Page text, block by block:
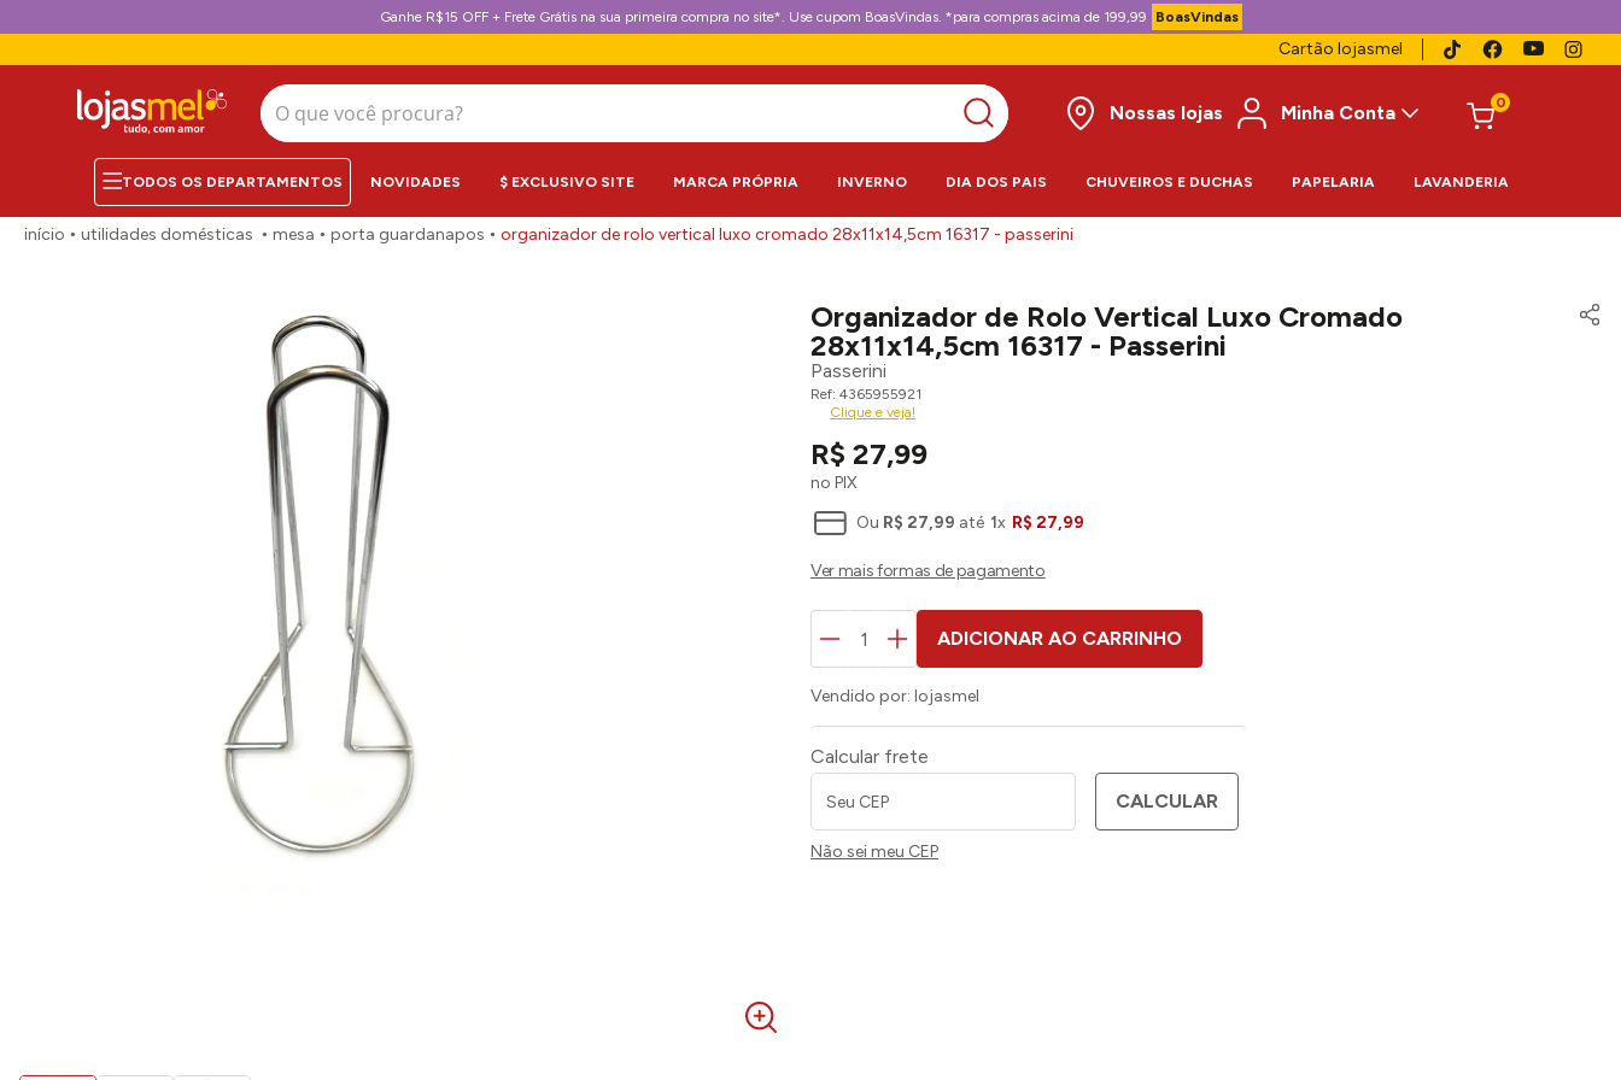
Ganhe R$15 OFF + Frete Grátis na sua primeira compra no site*. Use cupom BoasVindas. *para compras acima de 199,99 BoasVindas
Cartão lojasmel
O que você procura?
Nossas lojas
Minha Conta 0
NOVIDADES $ EXCLUSIVO SITE MARCA PRÓPRIA INVERNO DIA DOS PAIS CHUVEIROS E DUCHAS PAPELARIA LAVANDERIA
utilidades domésticas mesa porta guardanapos organizador de rolo vertical luxo cromado 28x11x14,5cm 16317 - passerini
Organizador de Rolo Vertical Luxo Cromado
28x11x14,5cm 16317 - Passerini
Passerini
4365955921
Clique e veja!
R$ 27,99
no PIX
Ou R$ 27,99 até 1x R$ 27,99
ADICIONAR AO CARRINHO
Vendido por: lojasmel
Calcular frete
CALCULAR
Não sei meu CEP